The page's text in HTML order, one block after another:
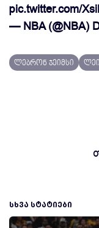
pic.twitter.com/
— NBA (@NBA)
ლებრონ ჯეიმსი
ᲡᲮᲕᲐ ᲡᲢᲐᲢᲘᲔᲑᲘ